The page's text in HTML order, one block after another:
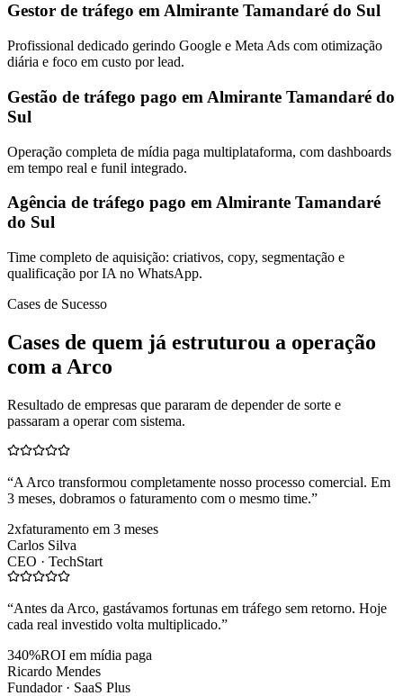
Gestor de tráfego em Almirante Tamandaré do Sul
Profissional dedicado gerindo Google e Meta Ads com otimização
diária e foco em custo por lead.
Gestão de tráfego pago em Almirante Tamandaré do
Sul
Operação completa de mídia paga multiplataforma, com dashboards
em tempo real e funil integrado.
Agência de tráfego pago em Almirante Tamandaré
do Sul
Time completo de aquisição: criativos, copy, segmentação e
qualificação por IA no WhatsApp.
Cases de Sucesso
Cases de quem já estruturou a operação
com a Arco
Resultado de empresas que pararam de depender de sorte e
passaram a operar com sistema.
“A Arco transformou completamente nosso processo comercial. Em
3 meses, dobramos o faturamento com o mesmo time.”
2xfaturamento em 3 meses
Carlos Silva
CEO · TechStart
“Antes da Arco, gastávamos fortunas em tráfego sem retorno. Hoje
cada real investido volta multiplicado.”
340%ROI em mídia paga
Ricardo Mendes
Fundador · SaaS Plus